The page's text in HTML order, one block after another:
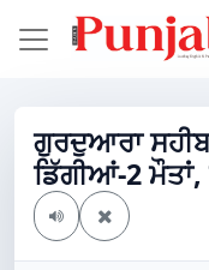
ਗੁਰਦੁਆਰਾ
ਡਿੱਗੀਆਂ-2